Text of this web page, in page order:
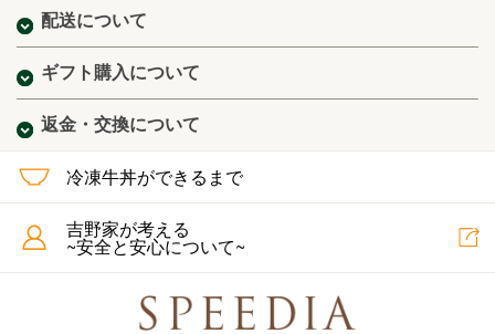
配送について
ギフト購入について
返金・交換について
冷凍牛丼ができるまで
吉野家が考える
~安全と安心について~